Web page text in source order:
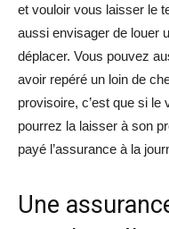
et vouloir vous laisser le
aussi envisager de louer
déplacer. Vous pouvez
avoir repéré un loin de
provisoire, c’est que si
pourrez la laisser à son
payé l’assurance à la
Une